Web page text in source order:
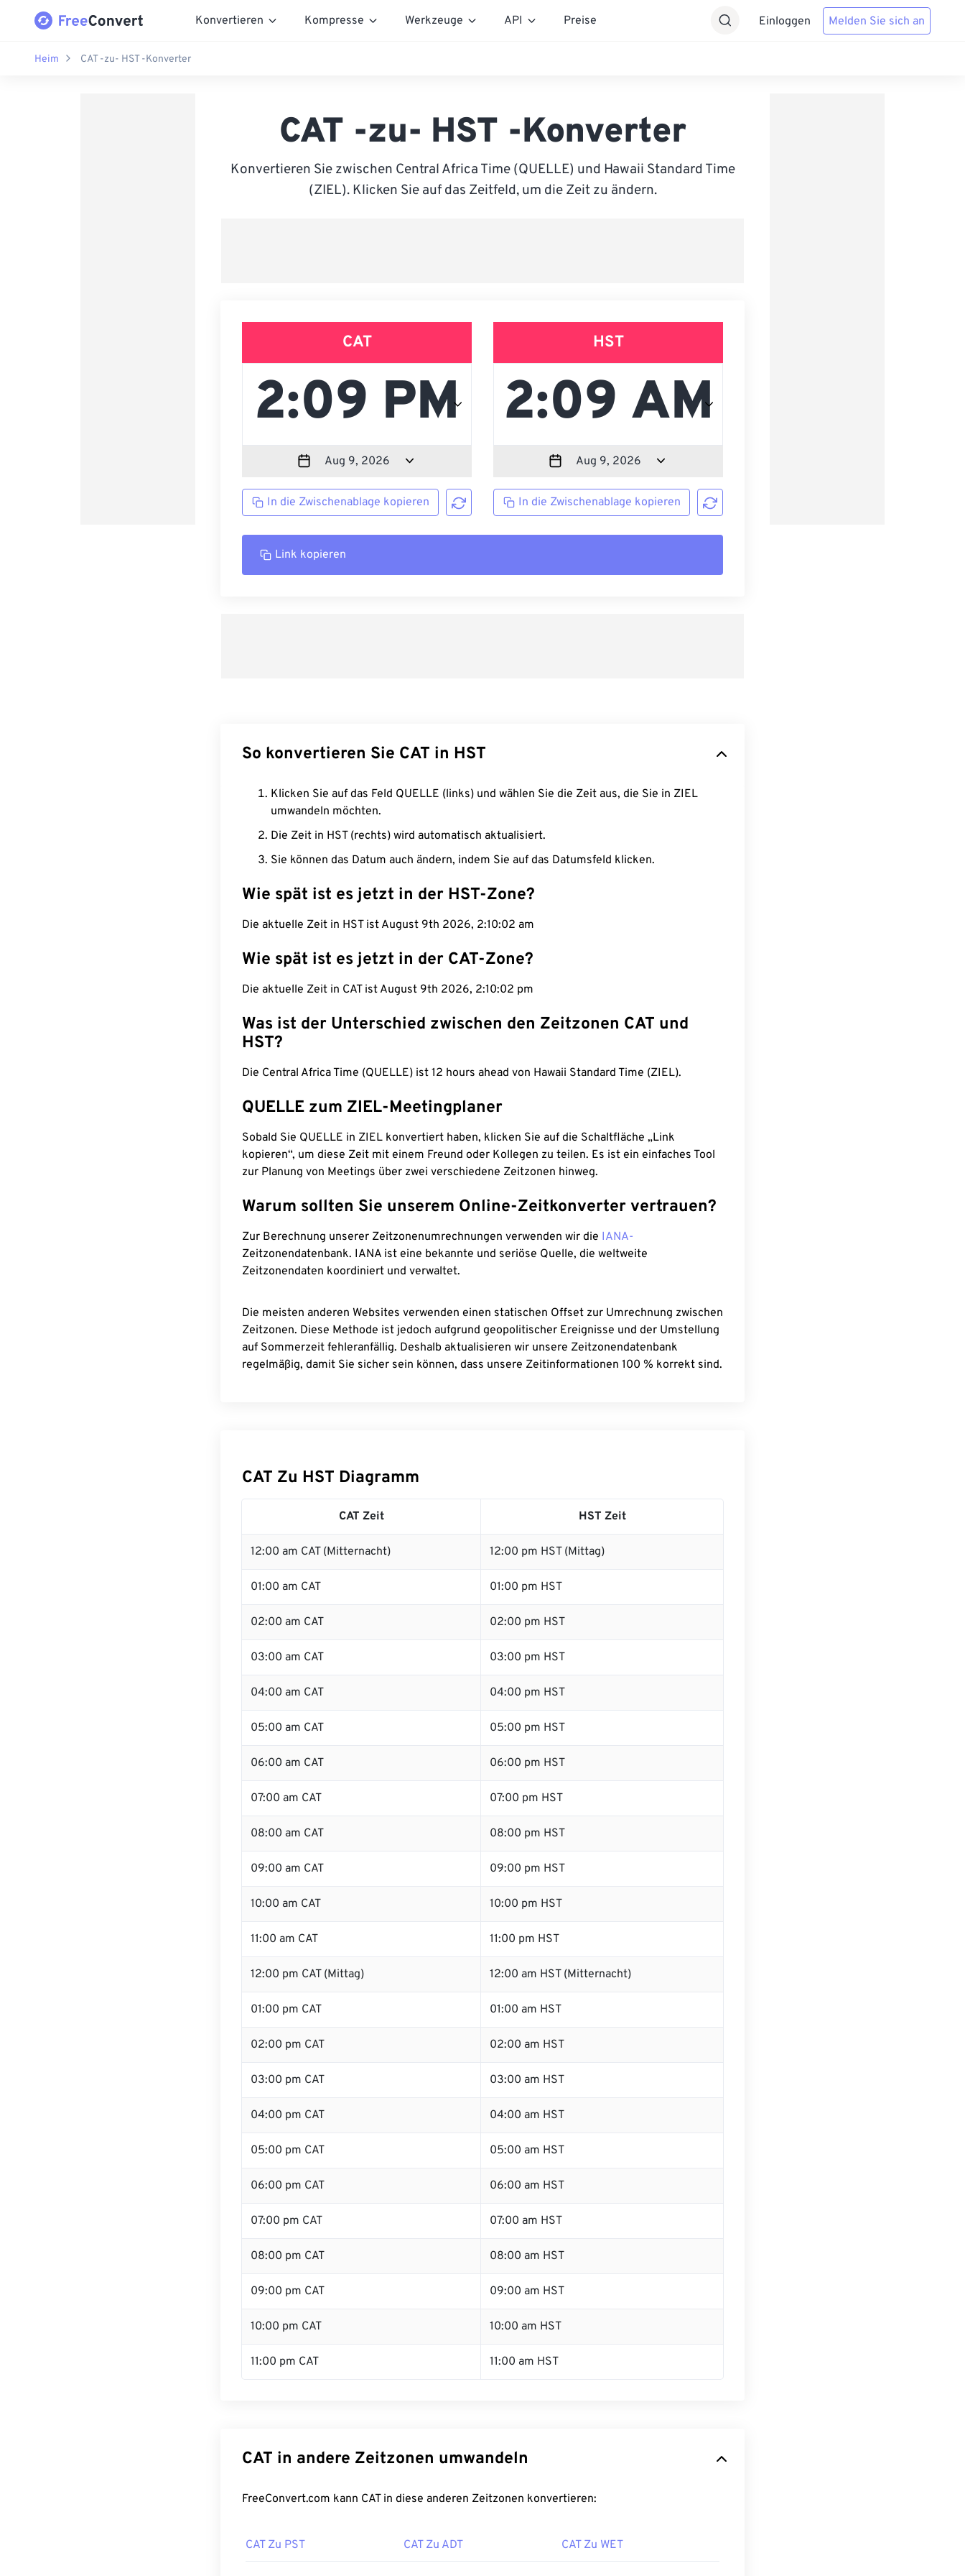
Konvertieren Kompresse Werkzeuge API Preise Einloggen Melden Sie sich an
Heim CAT -zu- HST -Konverter
CAT -zu- HST -Konverter
Konvertieren Sie zwischen Central Africa Time (QUELLE) und Hawaii Standard Time
(ZIEL). Klicken Sie auf das Zeitfeld, um die Zeit zu ändern.
CAT
In die Zwischenablage kopieren
HST
In die Zwischenablage kopieren
Link kopieren
So konvertieren Sie CAT in HST
Klicken Sie auf das Feld QUELLE (links) und wählen Sie die Zeit aus, die Sie in ZIEL
umwandeln möchten.
Die Zeit in HST (rechts) wird automatisch aktualisiert.
Sie können das Datum auch ändern, indem Sie auf das Datumsfeld klicken.
Wie spät ist es jetzt in der HST-Zone?
Die aktuelle Zeit in HST ist August 9th 2026, 2:10:03 am
Wie spät ist es jetzt in der CAT-Zone?
Die aktuelle Zeit in CAT ist August 9th 2026, 2:10:03 pm
Was ist der Unterschied zwischen den Zeitzonen CAT und
HST?
Die Central Africa Time (QUELLE) ist 12 hours ahead von Hawaii Standard Time (ZIEL).
QUELLE zum ZIEL-Meetingplaner
Sobald Sie QUELLE in ZIEL konvertiert haben, klicken Sie auf die Schaltfläche „Link
kopieren“, um diese Zeit mit einem Freund oder Kollegen zu teilen. Es ist ein einfaches Tool
zur Planung von Meetings über zwei verschiedene Zeitzonen hinweg.
Warum sollten Sie unserem Online-Zeitkonverter vertrauen?
Zur Berechnung unserer Zeitzonenumrechnungen verwenden wir die IANA-
Zeitzonendatenbank. IANA ist eine bekannte und seriöse Quelle, die weltweite
Zeitzonendaten koordiniert und verwaltet.
Die meisten anderen Websites verwenden einen statischen Offset zur Umrechnung zwischen
Zeitzonen. Diese Methode ist jedoch aufgrund geopolitischer Ereignisse und der Umstellung
auf Sommerzeit fehleranfällig. Deshalb aktualisieren wir unsere Zeitzonendatenbank
regelmäßig, damit Sie sicher sein können, dass unsere Zeitinformationen 100 % korrekt sind.
CAT Zu HST Diagramm
CAT Zeit HST Zeit
12:00 am CAT (Mitternacht) 12:00 pm HST (Mittag)
01:00 am CAT 01:00 pm HST
02:00 am CAT 02:00 pm HST
03:00 am CAT 03:00 pm HST
04:00 am CAT 04:00 pm HST
05:00 am CAT 05:00 pm HST
06:00 am CAT 06:00 pm HST
07:00 am CAT 07:00 pm HST
08:00 am CAT 08:00 pm HST
09:00 am CAT 09:00 pm HST
10:00 am CAT 10:00 pm HST
11:00 am CAT 11:00 pm HST
12:00 pm CAT (Mittag) 12:00 am HST (Mitternacht)
01:00 pm CAT 01:00 am HST
02:00 pm CAT 02:00 am HST
03:00 pm CAT 03:00 am HST
04:00 pm CAT 04:00 am HST
05:00 pm CAT 05:00 am HST
06:00 pm CAT 06:00 am HST
07:00 pm CAT 07:00 am HST
08:00 pm CAT 08:00 am HST
09:00 pm CAT 09:00 am HST
10:00 pm CAT 10:00 am HST
11:00 pm CAT 11:00 am HST
CAT in andere Zeitzonen umwandeln
FreeConvert.com kann CAT in diese anderen Zeitzonen konvertieren:
CAT Zu PST CAT Zu ADT CAT Zu WET